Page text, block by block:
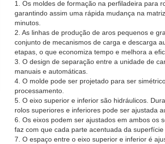
1. Os moldes de formação na perfiladeira para
garantindo assim uma rápida mudança na
minutos.
2. As linhas de produção de aros pequenos e
conjunto de mecanismos de carga e descarga
etapas, o que economiza tempo e melhora a
3. O design de separação entre a unidade de
manuais e automáticas.
4. O molde pode ser projetado para ser
processamento.
5. O eixo superior e inferior são hidráulicos.
rolos superiores e inferiores pode ser ajustada
6. Os eixos podem ser ajustados em ambos os
faz com que cada parte acentuada da
7. O espaço entre o eixo superior e inferior é